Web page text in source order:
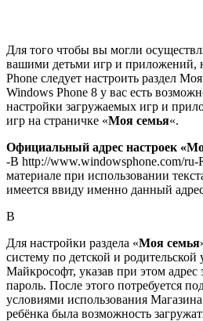
Для того чтобы вы могли
вашими детьми игр и приложений,
Phone следует настроить раздел
Windows Phone 8 у вас есть
настройки загружаемых игр и
игр на страничке «Моя семья«.
Официальный адрес настроек
-В http://www.windowsphone.com/
материале при использовании
имеется ввиду именно данный
В
Для настройки раздела «Моя семья
систему по детской и
Майкрософт, указав при этом
пароль. После этого потребуется
условиями использования
ребёнка была возможность